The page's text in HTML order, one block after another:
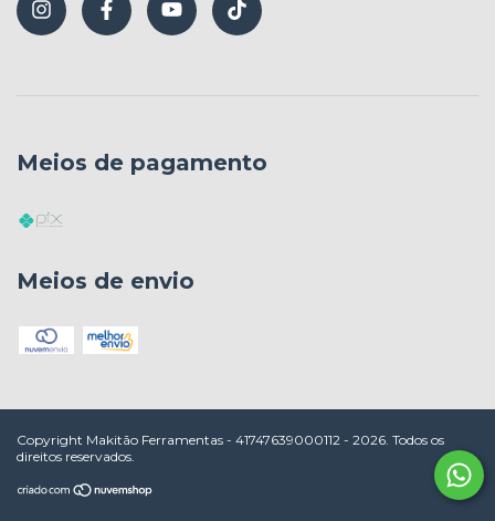
Meios de pagamento
Meios de envio
Copyright Makitão Ferramentas - 41747639000112 - 2026. Todos os
direitos reservados.